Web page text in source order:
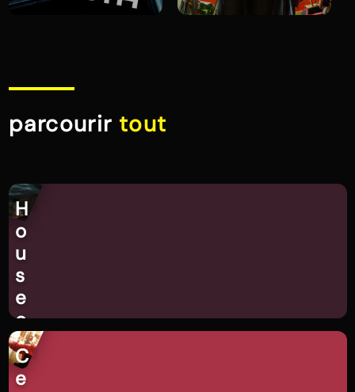
parcourir tout
H
o
u
s
e
o
f
t
h
C
e